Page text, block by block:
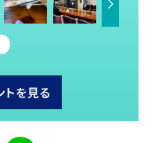
トを見る